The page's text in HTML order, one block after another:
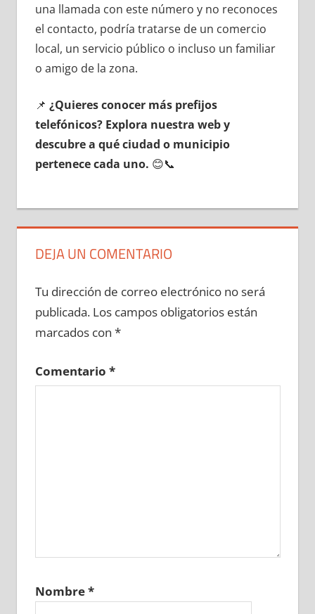
una llamada сοn еstе número у no reconoces
el contacto, podría tratarse dе un comercio
local, un servicio público ο incluso un familiar
ο amigo dе la zona.
📌 ¿Quieres conocer mа́s prefijos
telefónicos? Explora nuestra web у
descubre а qué ciudad ο municipio
pertenece cada uno. 😊📞
DEJA UN COMENTARIO
Tu dirección de correo electrónico no será
publicada. Los campos obligatorios están
marcados con *
Comentario *
Nombre*